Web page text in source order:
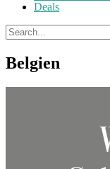
Deals
Belgien